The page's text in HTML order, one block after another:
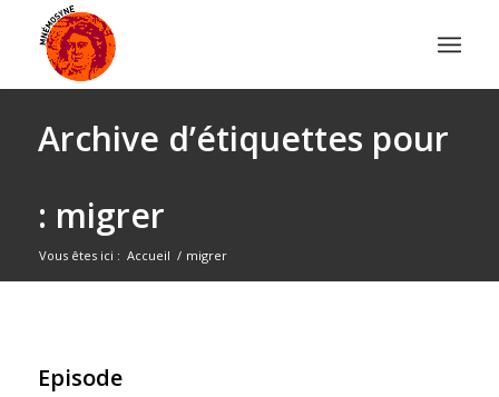
Archive d’étiquettes pour
: migrer
Vous êtes ici : Accueil / migrer
Episode